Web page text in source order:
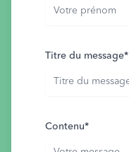
Titre du message*
Contenu*